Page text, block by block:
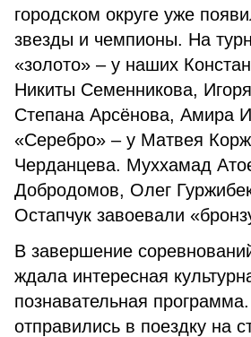
городском округе уже
звезды и чемпионы. На
«золото» – у наших
Никиты Семенникова,
Степана Арсёнова, Амира
«Серебро» – у Матвея
Черданцева. Муххамад
Добродомов, Олег
Остапчук завоевали
В завершение
ждала интересная
познавательная
отправились в поездку на